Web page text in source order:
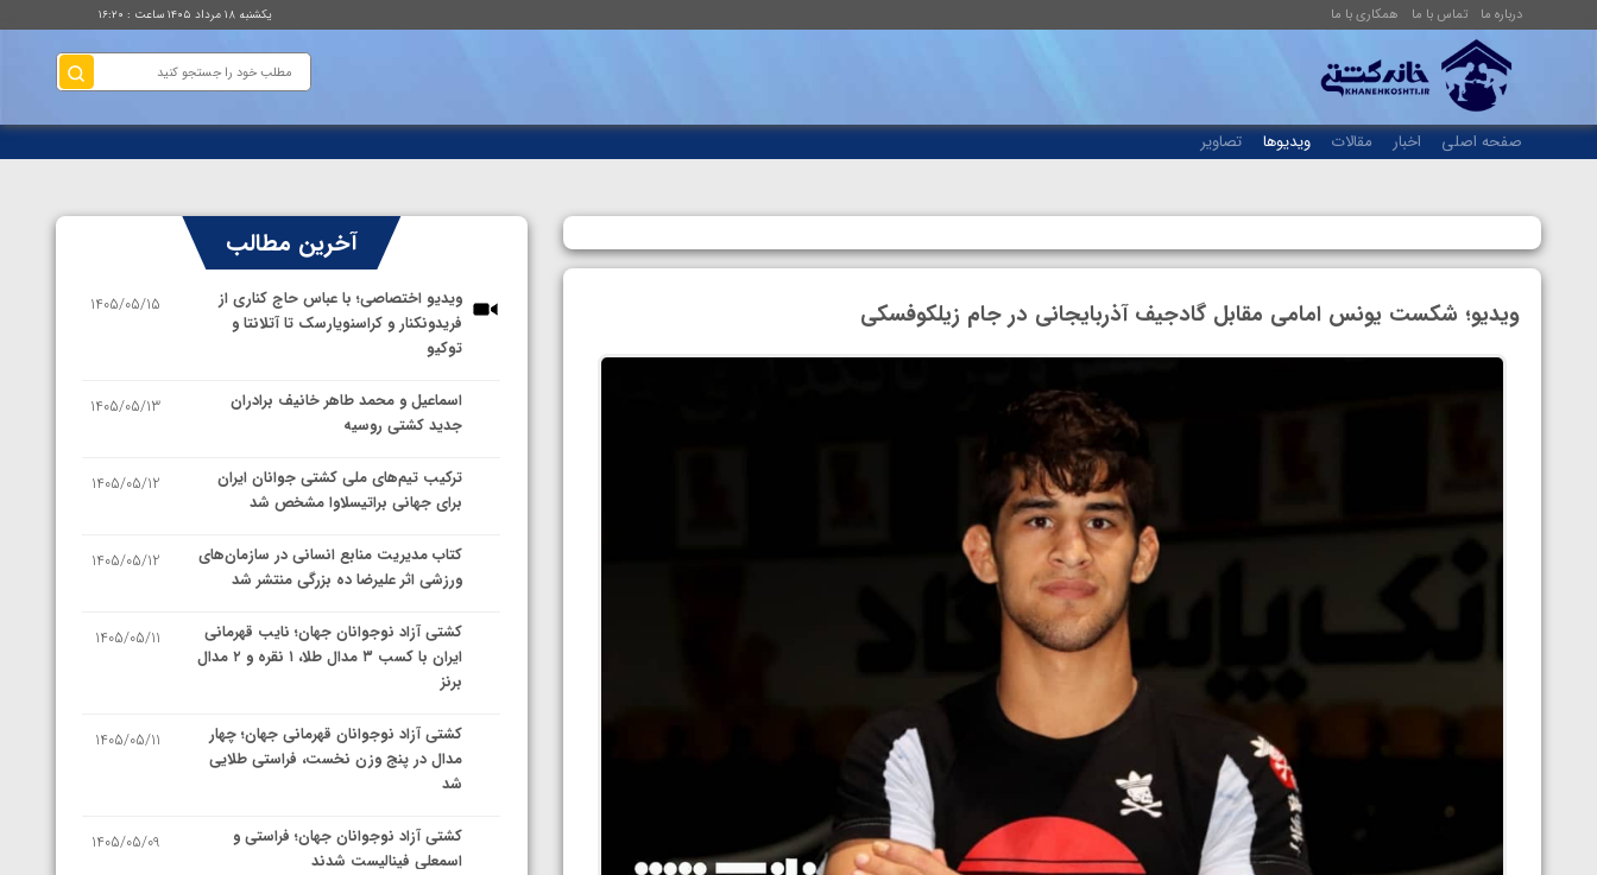
درباره ما تماس با ما همکاری با ما یکشنبه ۱۸ مرداد ۱۴۰۵ ساعت : ۱۶:۲۰
صفحه اصلی اخبار مقالات ویدیوها تصاویر
ویدیو؛ شکست یونس امامی مقابل گادجیف آذربایجانی در جام زیلکوفسکی
آخرین مطالب
ویدیو اختصاصی؛ با عباس حاج کناری از
فریدونکنار و کراسنویارسک تا آتلانتا و
توکیو
1405/05/15
اسماعیل و محمد طاهر خانیف برادران
جدید کشتی روسیه
1405/05/13
ترکیب تیم‌های ملی کشتی جوانان ایران
برای جهانی براتیسلاوا مشخص شد
1405/05/12
کتاب مدیریت منابع انسانی در سازمان‌های
ورزشی اثر علیرضا ده بزرگی منتشر شد
1405/05/12
کشتی آزاد نوجوانان جهان؛ نایب قهرمانی
ایران با کسب ۳ مدال طلا، ۱ نقره و ۲ مدال
برنز
1405/05/11
کشتی آزاد نوجوانان قهرمانی جهان؛ چهار
مدال در پنج وزن نخست، فراستی طلایی
شد
1405/05/11
کشتی آزاد نوجوانان جهان؛ فراستی و
اسمعلی فینالیست شدند
1405/05/09